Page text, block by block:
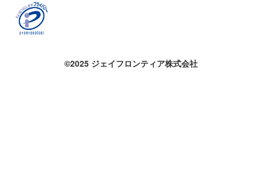
©2025 ジェイフロンティア株式会社